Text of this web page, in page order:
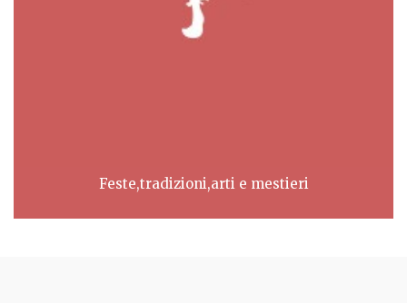
Feste,tradizioni,arti e mestieri